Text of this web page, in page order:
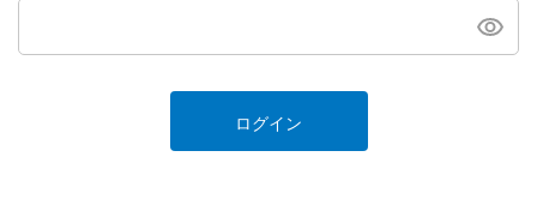
ログイン